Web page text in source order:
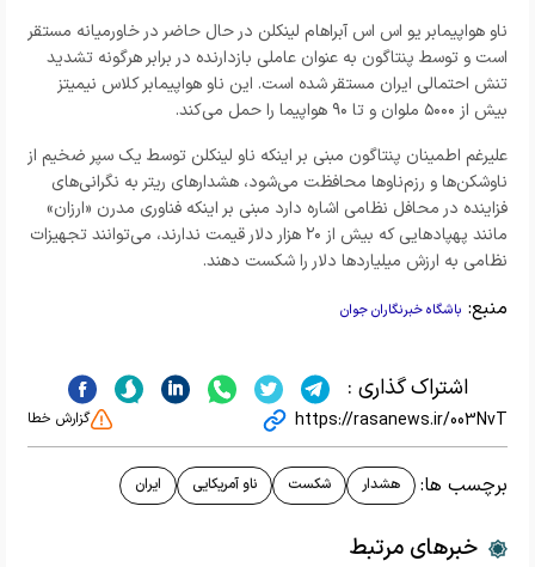
ناو هواپیمابر یو اس اس آبراهام لینکلن در حال حاضر در خاورمیانه مستقر
است و توسط پنتاگون به عنوان عاملی بازدارنده در برابر هرگونه تشدید
تنش احتمالی ایران مستقر شده است. این ناو هواپیمابر کلاس نیمیتز
بیش از ۵۰۰۰ ملوان و تا ۹۰ هواپیما را حمل می‌کند.
علیرغم اطمینان پنتاگون مبنی بر اینکه ناو لینکلن توسط یک سپر ضخیم از
ناوشکن‌ها و رزم‌ناو‌ها محافظت می‌شود، هشدار‌های ریتر به نگرانی‌های
فزاینده در محافل نظامی اشاره دارد مبنی بر اینکه فناوری مدرن «ارزان»
مانند پهپاد‌هایی که بیش از ۲۰ هزار دلار قیمت ندارند، می‌توانند تجهیزات
نظامی به ارزش میلیارد‌ها دلار را شکست دهند.
منبع: باشگاه خبرنگاران جوان
اشتراک گذاری :
https://rasanews.ir/003NvT گزارش خطا
برچسب ها: هشدار شکست ناو آمریکایی ایران
خبرهای مرتبط